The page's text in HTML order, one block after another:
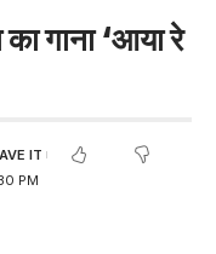
गाना ‘आया रे
PM